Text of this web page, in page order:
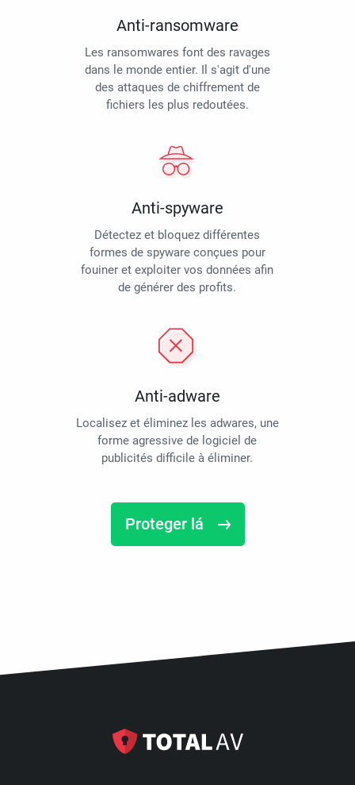
Anti-ransomware
Les ransomwares font des ravages
dans le monde entier. Il s'agit d'une
des attaques de chiffrement de
fichiers les plus redoutées.
Anti-spyware
Détectez et bloquez différentes
formes de spyware conçues pour
fouiner et exploiter vos données afin
de générer des profits.
Anti-adware
Localisez et éliminez les adwares, une
forme agressive de logiciel de
publicités difficile à éliminer.
Proteger lá